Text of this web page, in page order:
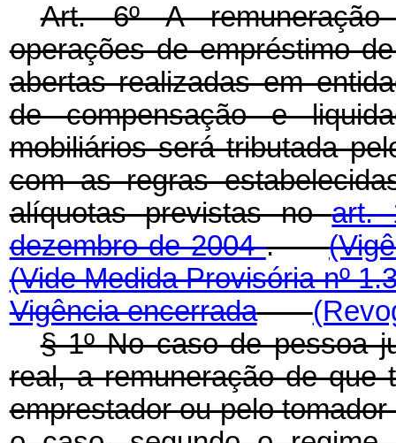
Art. 6º A
operações de empréstimo
abertas realizadas em
de compensação e
mobiliários será tributada
com as regras
alíquotas previstas no
dezembro de 2004.
(Vide Medida Provisória nº
Vigência encerrada
§ 1º No caso de pessoa
real, a remuneração de que
emprestador ou pelo